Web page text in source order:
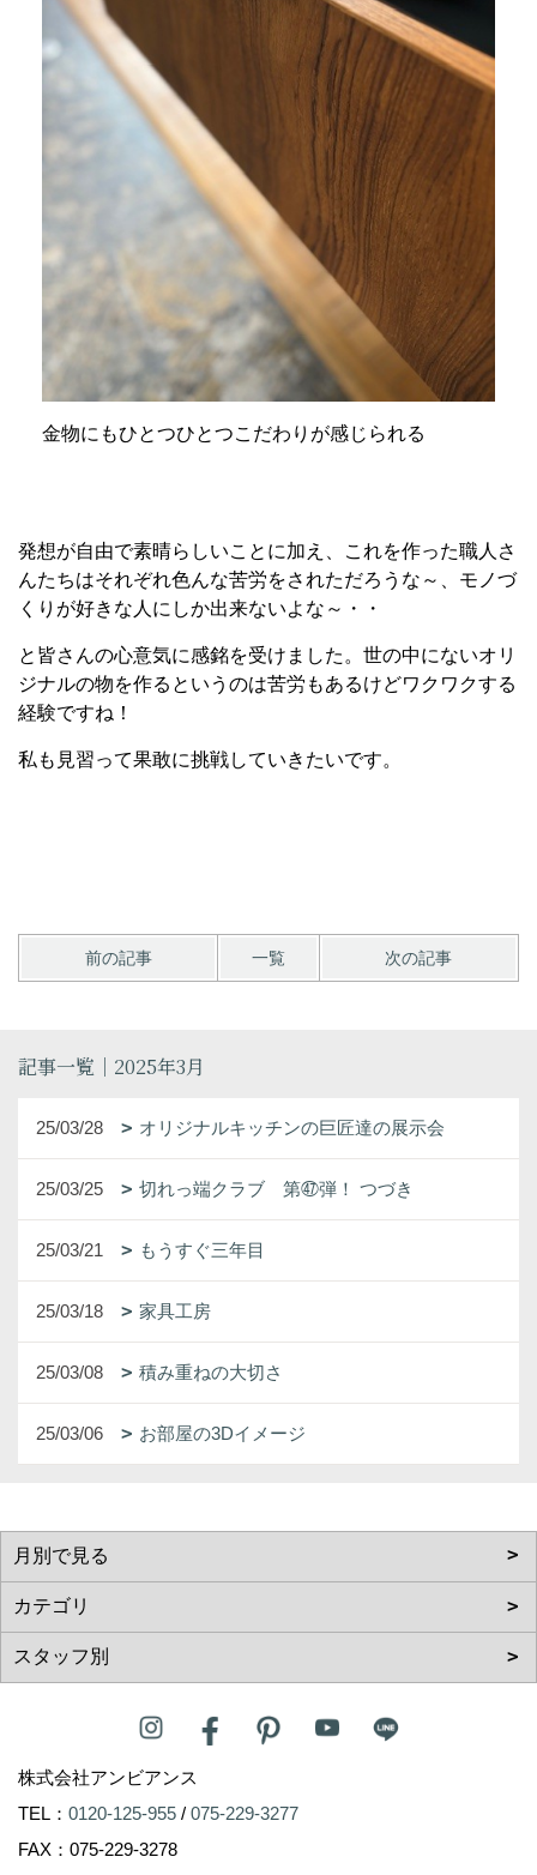
金物にもひとつひとつこだわりが感じられる
発想が自由で素晴らしいことに加え、これを作った職人さ
んたちはそれぞれ色んな苦労をされただろうな～、モノづ
くりが好きな人にしか出来ないよな～・・
と皆さんの心意気に感銘を受けました。世の中にないオリ
ジナルの物を作るというのは苦労もあるけどワクワクする
経験ですね！
私も見習って果敢に挑戦していきたいです。
前の記事 一覧 次の記事
記事一覧｜2025年3月
25/03/28 オリジナルキッチンの巨匠達の展示会
25/03/25 切れっ端クラブ 第㊼弾！ つづき
25/03/21 もうすぐ三年目
25/03/18 家具工房
25/03/08 積み重ねの大切さ
25/03/06 お部屋の3Dイメージ
株式会社アンビアンス
TEL： 0120-125-955 / 075-229-3277
FAX：075-229-3278